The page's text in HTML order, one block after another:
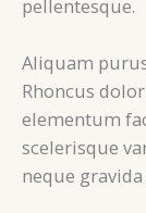
pellentesque.
Aliquam
Rhoncus
elementum
scelerisque
neque